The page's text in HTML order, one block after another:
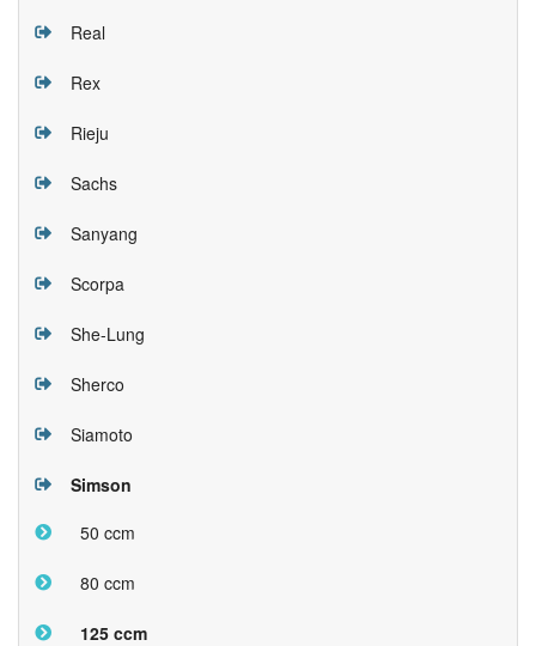
Real
Rex
Rieju
Sachs
Sanyang
Scorpa
She-Lung
Sherco
Siamoto
Simson
50 ccm
80 ccm
125 ccm